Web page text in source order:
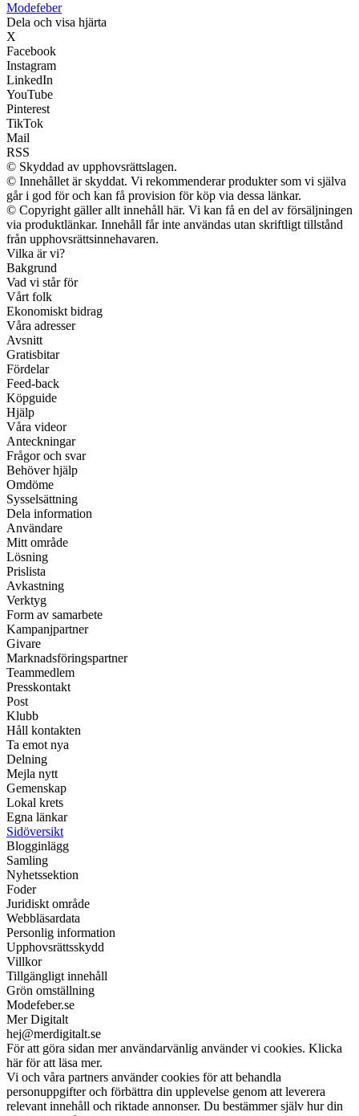
Modefeber
Dela och visa hjärta
X
Facebook
Instagram
LinkedIn
YouTube
Pinterest
TikTok
Mail
RSS
© Skyddad av upphovsrättslagen.
© Innehållet är skyddat. Vi rekommenderar produkter som vi själva
går i god för och kan få provision för köp via dessa länkar.
© Copyright gäller allt innehåll här. Vi kan få en del av försäljningen
via produktlänkar. Innehåll får inte användas utan skriftligt tillstånd
från upphovsrättsinnehavaren.
Vilka är vi?
Bakgrund
Vad vi står för
Vårt folk
Ekonomiskt bidrag
Våra adresser
Avsnitt
Gratisbitar
Fördelar
Feed-back
Köpguide
Hjälp
Våra videor
Anteckningar
Frågor och svar
Behöver hjälp
Omdöme
Sysselsättning
Dela information
Användare
Mitt område
Lösning
Prislista
Avkastning
Verktyg
Form av samarbete
Kampanjpartner
Givare
Marknadsföringspartner
Teammedlem
Presskontakt
Post
Klubb
Håll kontakten
Ta emot nya
Delning
Mejla nytt
Gemenskap
Lokal krets
Egna länkar
Sidöversikt
Blogginlägg
Samling
Nyhetssektion
Foder
Juridiskt område
Webbläsardata
Personlig information
Upphovsrättsskydd
Villkor
Tillgängligt innehåll
Grön omställning
Modefeber.se
Mer Digitalt
hej@merdigitalt.se
För att göra sidan mer användarvänlig använder vi cookies. Klicka
här för att läsa mer.
Vi och våra partners använder cookies för att behandla
personuppgifter och förbättra din upplevelse genom att leverera
relevant innehåll och riktade annonser. Du bestämmer själv hur din